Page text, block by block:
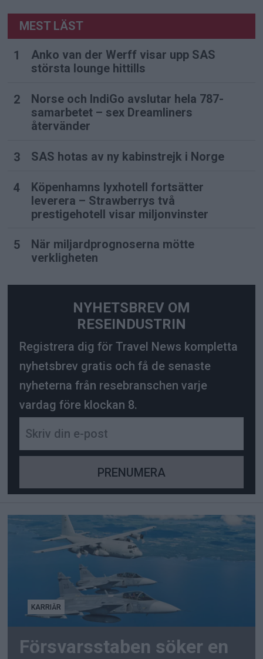
MEST LÄST
Anko van der Werff visar upp SAS
största lounge hittills
Norse och IndiGo avslutar hela 787-
samarbetet – sex Dreamliners
återvänder
SAS hotas av ny kabinstrejk i Norge
Köpenhamns lyxhotell fortsätter
leverera – Strawberrys två
prestigehotell visar miljonvinster
När miljardprognoserna mötte
verkligheten
NYHETSBREV OM
RESEINDUSTRIN
Registrera dig för Travel News kompletta
nyhetsbrev gratis och få de senaste
nyheterna från resebranschen varje
vardag före klockan 8.
KARRIÄR
Försvarsstaben söker en